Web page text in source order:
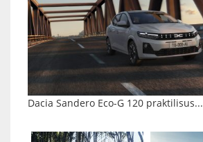
Dacia Sandero Eco-G 120 praktilisus...